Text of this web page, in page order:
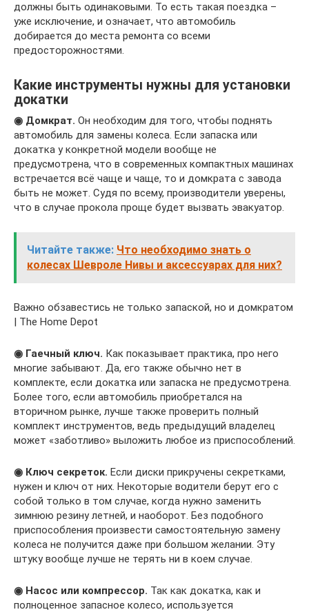
должны быть одинаковыми. То есть такая поездка –
уже исключение, и означает, что автомобиль
добирается до места ремонта со всеми
предосторожностями.
Какие инструменты нужны для установки
докатки
◉ Домкрат. Он необходим для того, чтобы поднять
автомобиль для замены колеса. Если запаска или
докатка у конкретной модели вообще не
предусмотрена, что в современных компактных машинах
встречается всё чаще и чаще, то и домкрата с завода
быть не может. Судя по всему, производители уверены,
что в случае прокола проще будет вызвать эвакуатор.
Читайте также: Что необходимо знать о
колесах Шевроле Нивы и аксессуарах для них?
Важно обзавестись не только запаской, но и домкратом
| The Home Depot
◉ Гаечный ключ. Как показывает практика, про него
многие забывают. Да, его также обычно нет в
комплекте, если докатка или запаска не предусмотрена.
Более того, если автомобиль приобретался на
вторичном рынке, лучше также проверить полный
комплект инструментов, ведь предыдущий владелец
может «заботливо» выложить любое из приспособлений.
◉ Ключ секреток. Если диски прикручены секретками,
нужен и ключ от них. Некоторые водители берут его с
собой только в том случае, когда нужно заменить
зимнюю резину летней, и наоборот. Без подобного
приспособления произвести самостоятельную замену
колеса не получится даже при большом желании. Эту
штуку вообще лучше не терять ни в коем случае.
◉ Насос или компрессор. Так как докатка, как и
полноценное запасное колесо, используется